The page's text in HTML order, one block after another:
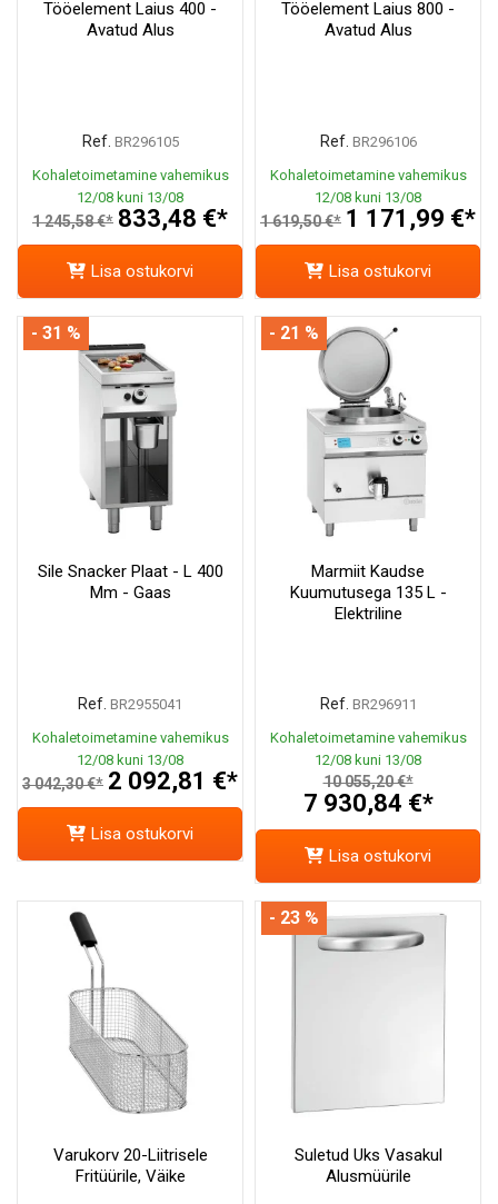
Tööelement Laius 400 -
Avatud Alus
Ref. BR296105
Kohaletoimetamine vahemikus
12/08 kuni 13/08
1 245,58 €* 833,48 €*
Lisa ostukorvi
Tööelement Laius 800 -
Avatud Alus
Ref. BR296106
Kohaletoimetamine vahemikus
12/08 kuni 13/08
1 619,50 €* 1 171,99 €*
Lisa ostukorvi
Sile Snacker Plaat - L 400
Mm - Gaas
Ref. BR2955041
Kohaletoimetamine vahemikus
12/08 kuni 13/08
3 042,30 €* 2 092,81 €*
- 31 %
Lisa ostukorvi
Marmiit Kaudse
Kuumutusega 135 L -
Elektriline
Ref. BR296911
Kohaletoimetamine vahemikus
12/08 kuni 13/08
10 055,20 €*
7 930,84 €*
- 21 %
Lisa ostukorvi
Varukorv 20-Liitrisele
Fritüürile, Väike
Suletud Uks Vasakul
Alusmüürile
- 23 %